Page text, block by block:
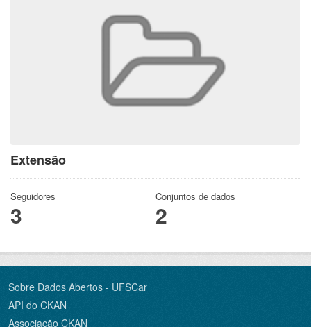
Extensão
Seguidores
3
Conjuntos de dados
2
Sobre Dados Abertos - UFSCar
API do CKAN
Associação CKAN